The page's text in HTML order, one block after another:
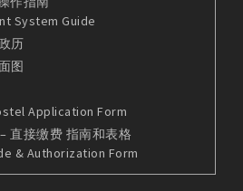
System Guide
历
图
Application Form
直接缴费 指南和表格
& Authorization Form